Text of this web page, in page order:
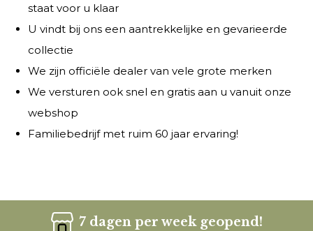
staat voor u klaar
U vindt bij ons een aantrekkelijke en gevarieerde
collectie
We zijn officiële dealer van vele grote merken
We versturen ook snel en gratis aan u vanuit onze
webshop
Familiebedrijf met ruim 60 jaar ervaring!
7 dagen per week geopend!